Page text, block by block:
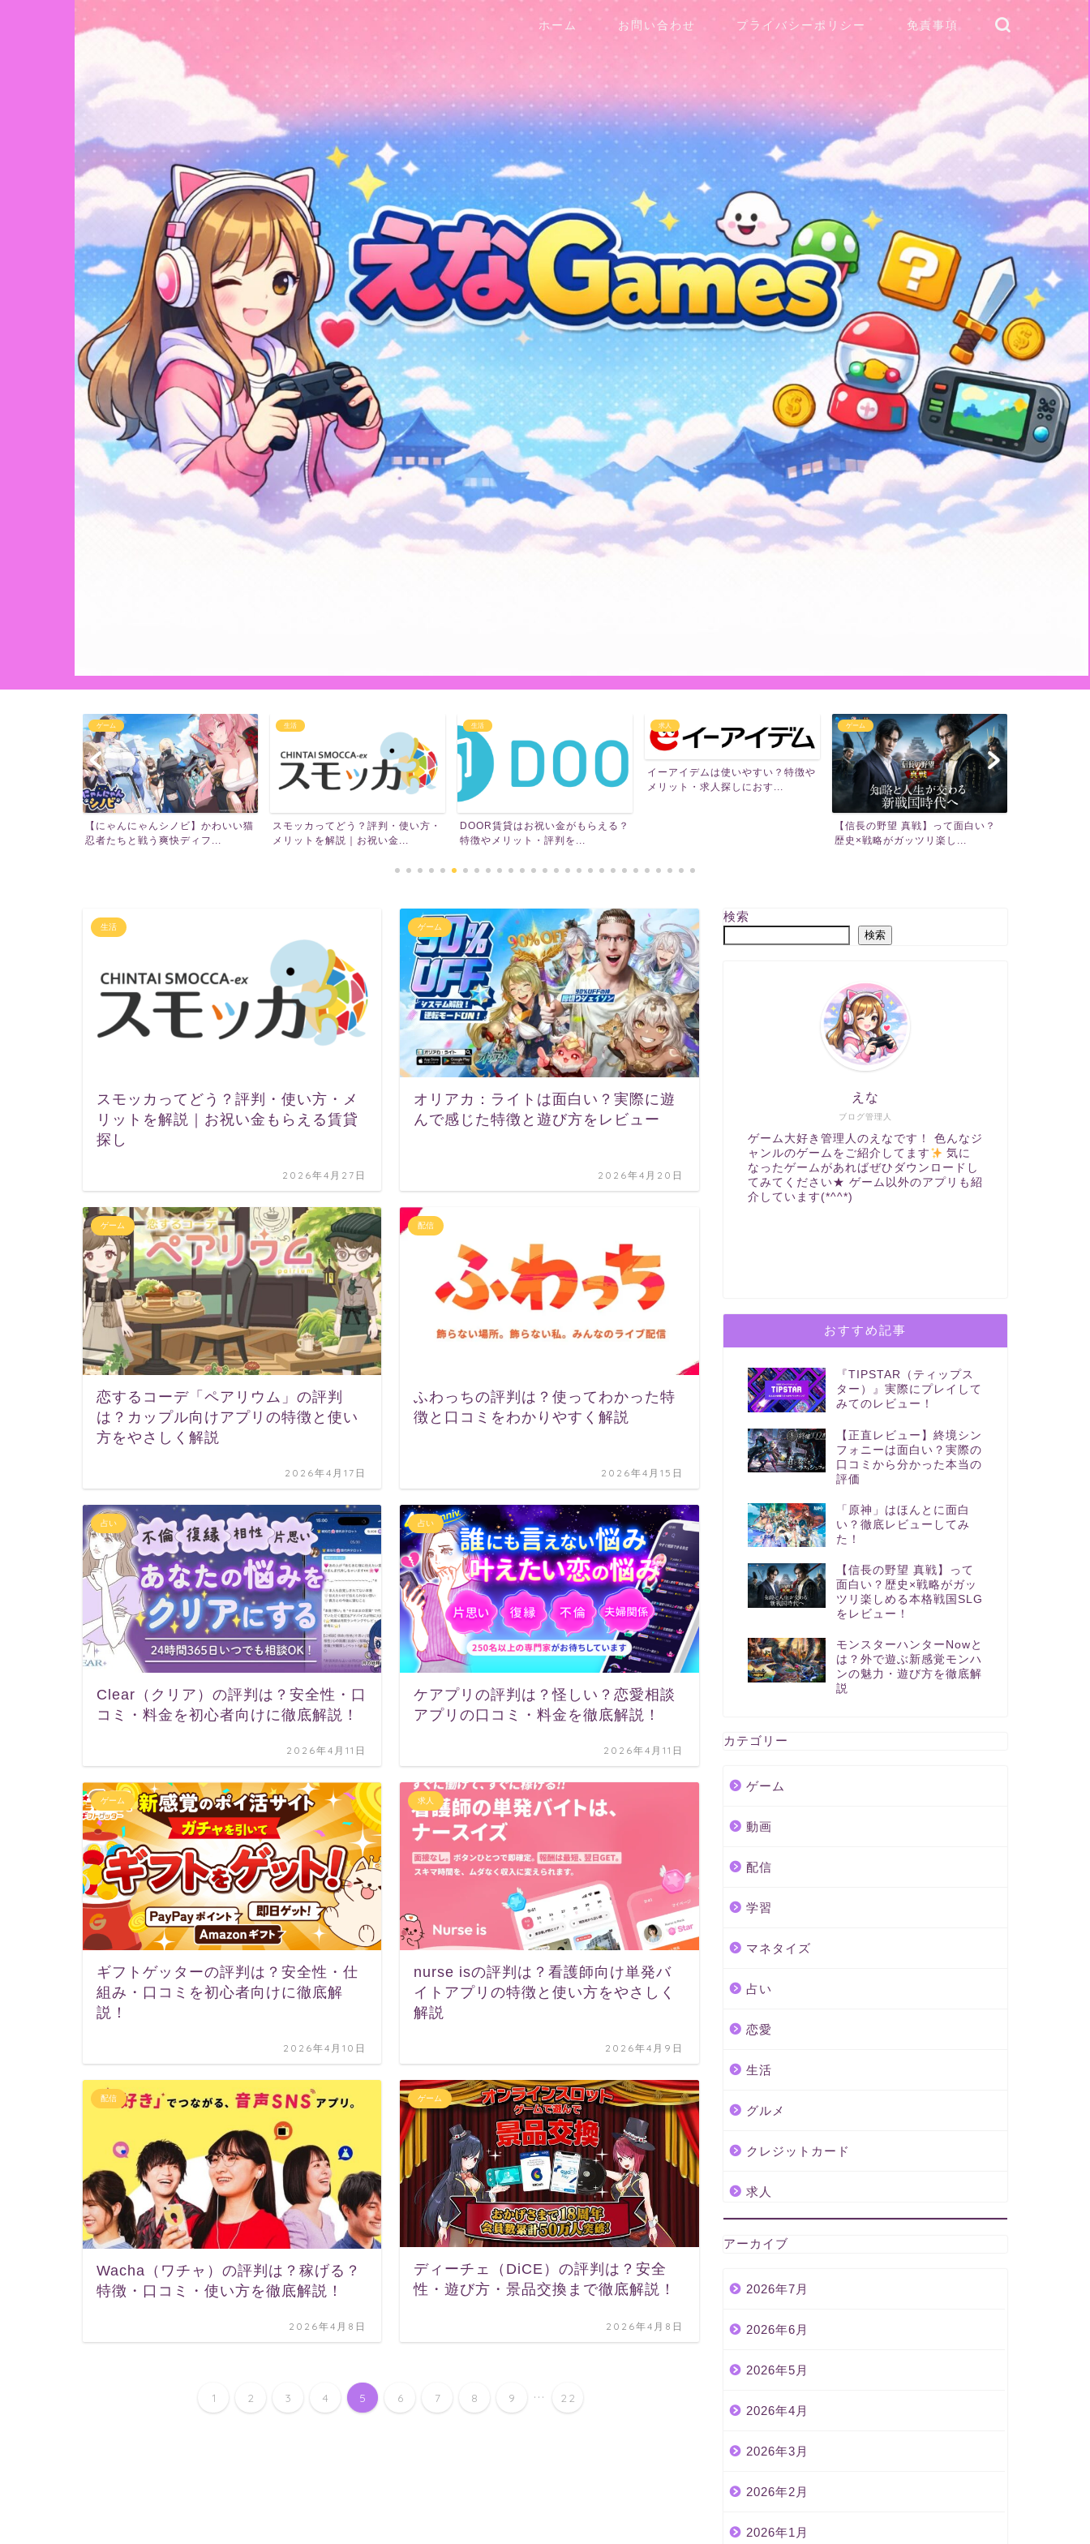
ホーム お問い合わせ プライバシーポリシー 免責事項
ゲーム
【にゃんにゃんシノビ】かわいい猫
忍者たちと戦う爽快ディフ...
生活
スモッカってどう？評判・使い方・
メリットを解説｜お祝い金...
生活
DOOR賃貸はお祝い金がもらえる？
特徴やメリット・評判を...
求人
イーアイデムは使いやすい？特徴や
メリット・求人探しにおす...
ゲーム
【信長の野望 真戦】って面白い？
歴史×戦略がガッツリ楽し...
生活
スモッカってどう？評判・使い方・メ
リットを解説｜お祝い金もらえる賃貸
探し
2026年4月27日
ゲーム
オリアカ：ライトは面白い？実際に遊
んで感じた特徴と遊び方をレビュー
2026年4月20日
ゲーム
恋するコーデ「ペアリウム」の評判
は？カップル向けアプリの特徴と使い
方をやさしく解説
2026年4月17日
配信
ふわっちの評判は？使ってわかった特
徴と口コミをわかりやすく解説
2026年4月15日
占い
Clear（クリア）の評判は？安全性・口
コミ・料金を初心者向けに徹底解説！
2026年4月11日
占い
ケアプリの評判は？怪しい？恋愛相談
アプリの口コミ・料金を徹底解説！
2026年4月11日
ゲーム
ギフトゲッターの評判は？安全性・仕
組み・口コミを初心者向けに徹底解
説！
2026年4月10日
求人
nurse isの評判は？看護師向け単発バ
イトアプリの特徴と使い方をやさしく
解説
2026年4月9日
配信
Wacha（ワチャ）の評判は？稼げる？
特徴・口コミ・使い方を徹底解説！
2026年4月8日
ゲーム
ディーチェ（DiCE）の評判は？安全
性・遊び方・景品交換まで徹底解説！
2026年4月8日
1 2 3 4 5 6 7 8 9 ... 22
検索
検索
ブログ管理人
えな
ゲーム大好き管理人のえなです！ 色んなジ
ャンルのゲームをご紹介してます
気に
なったゲームがあればぜひダウンロードし
てみてください★ ゲーム以外のアプリも紹
介しています(*^^*)
おすすめ記事
『TIPSTAR（ティップス
ター）』実際にプレイして
みてのレビュー！
【正直レビュー】終境シン
フォニーは面白い？実際の
口コミから分かった本当の
評価
「原神」はほんとに面白
い？徹底レビューしてみ
た！
【信長の野望 真戦】って
面白い？歴史×戦略がガッ
ツリ楽しめる本格戦国SLG
をレビュー！
モンスターハンターNowと
は？外で遊ぶ新感覚モンハ
ンの魅力・遊び方を徹底解
説
カテゴリー
ゲーム
動画
配信
学習
マネタイズ
占い
恋愛
生活
グルメ
クレジットカード
求人
アーカイブ
2026年7月
2026年6月
2026年5月
2026年4月
2026年3月
2026年2月
2026年1月